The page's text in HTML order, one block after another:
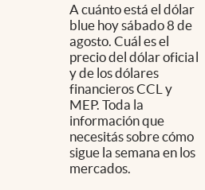
A cuánto está el dólar
blue hoy sábado 8 de
agosto. Cuál es el
precio del dólar oficial
y de los dólares
financieros CCL y
MEP. Toda la
información que
necesitás sobre cómo
sigue la semana en los
mercados.